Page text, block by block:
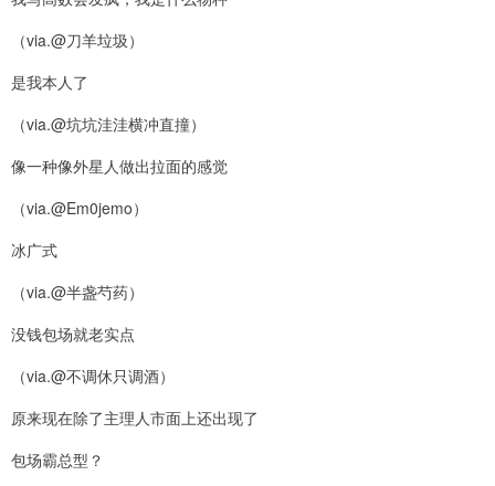
（via.@刀羊垃圾）
是我本人了
（via.@坑坑洼洼横冲直撞）
像一种像外星人做出拉面的感觉
（via.@Em0jemo）
冰广式
（via.@半盏芍药）
没钱包场就老实点
（via.@不调休只调酒）
原来现在除了主理人市面上还出现了
包场霸总型？